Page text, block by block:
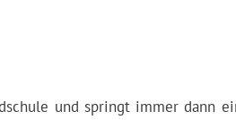
und springt immer dann